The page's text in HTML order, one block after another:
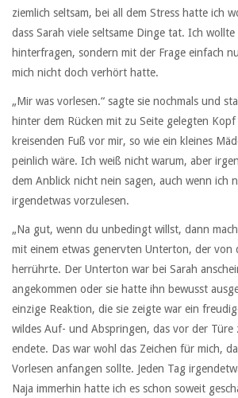
ziemlich seltsam, bei all dem Stress hatte ich
dass Sarah viele seltsame Dinge tat. Ich
hinterfragen, sondern mit der Frage einfach
mich nicht doch verhört hatte.
„Mir was vorlesen.“ sagte sie nochmals und
hinter dem Rücken mit zu Seite gelegten
kreisenden Fuß vor mir, so wie ein kleines
peinlich wäre. Ich weiß nicht warum, aber
dem Anblick nicht nein sagen, auch wenn ich
irgendetwas vorzulesen.
„Na gut, wenn du unbedingt willst, dann
mit einem etwas genervten Unterton, der von
herrührte. Der Unterton war bei Sarah
angekommen oder sie hatte ihn bewusst
einzige Reaktion, die sie zeigte war ein
wildes Auf- und Abspringen, das vor der Türe
endete. Das war wohl das Zeichen für mich,
Vorlesen anfangen sollte. Jeden Tag
Naja immerhin hatte ich es schon soweit